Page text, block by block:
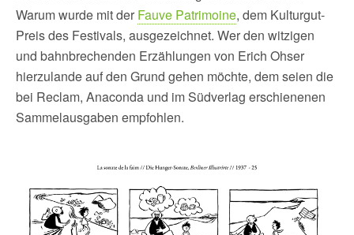
Warum wurde mit der Fauve Patrimoine, dem Kulturgut-
Preis des Festivals, ausgezeichnet. Wer den witzigen
und bahnbrechenden Erzählungen von Erich Ohser
hierzulande auf den Grund gehen möchte, dem seien die
bei Reclam, Anaconda und im Südverlag erschienenen
Sammelausgaben empfohlen.